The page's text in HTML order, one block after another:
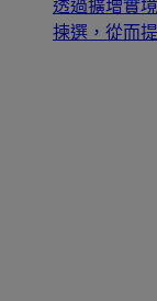
透過擴增實
揀選，從而